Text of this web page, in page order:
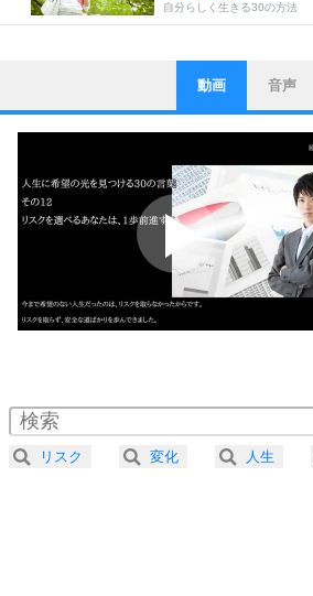
自分らしく生きる30の方法
1
ストレス対策
他人と比べない。
いっそのこと、他人を
いらいらしない人になる30の
プラス思考
ポジティブになれない
ポジティブ思考になる30の方
ストレス対策
人生、なんとかなるも
気楽に生きる30の方法
4 器の大きい人は、怒り
動画 音声
2.0倍速 （252KB 1分4秒）
2.5倍速 （202KB 51秒）
3.0倍速 （169KB 42秒）
リスク 変化 人生